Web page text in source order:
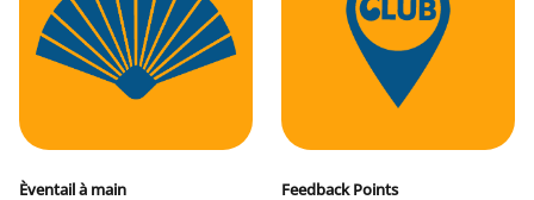
Èventail à main Feedback Points